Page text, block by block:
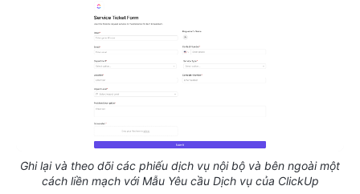
Ghi lại và theo dõi các phiếu dịch vụ nội bộ và bên ngoài một
cách liền mạch với Mẫu Yêu cầu Dịch vụ của ClickUp